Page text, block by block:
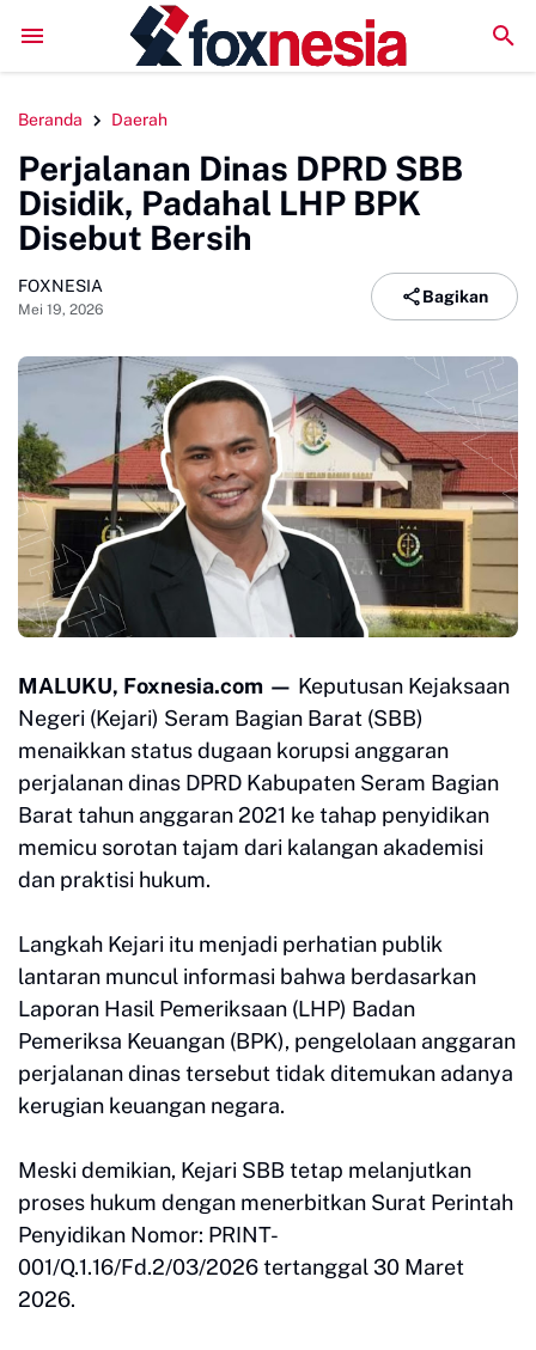
Bupati Sinjai Lepas Kontingen Jamnas XII 2026, Pesan Jaga
Beranda Daerah
Perjalanan Dinas DPRD SBB
Disidik, Padahal LHP BPK
Disebut Bersih
FOXNESIA
Mei 19, 2026
Bagikan
MALUKU, Foxnesia.com — Keputusan Kejaksaan
Negeri (Kejari) Seram Bagian Barat (SBB)
menaikkan status dugaan korupsi anggaran
perjalanan dinas DPRD Kabupaten Seram Bagian
Barat tahun anggaran 2021 ke tahap penyidikan
memicu sorotan tajam dari kalangan akademisi
dan praktisi hukum.
Langkah Kejari itu menjadi perhatian publik
lantaran muncul informasi bahwa berdasarkan
Laporan Hasil Pemeriksaan (LHP) Badan
Pemeriksa Keuangan (BPK), pengelolaan anggaran
perjalanan dinas tersebut tidak ditemukan adanya
kerugian keuangan negara.
Meski demikian, Kejari SBB tetap melanjutkan
proses hukum dengan menerbitkan Surat Perintah
Penyidikan Nomor: PRINT-
001/Q.1.16/Fd.2/03/2026 tertanggal 30 Maret
2026.